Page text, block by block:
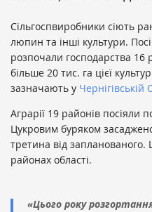
Сільгоспвиробники сіють
люпин та інші культури.
розпочали господарства 16
більше 20 тис. га цієї
зазначають у Чернігівській
Аграрії 19 районів посіяли
Цукровим буряком
третина від запланованого.
районах області.
«Цього року